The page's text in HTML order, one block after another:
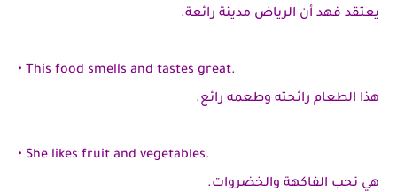
يعتقد فهد أن الرياض مدينة رائعة.
• This food smells and tastes great.
هذا الطعام رائحته وطعمه رائع.
• She likes fruit and vegetables.
هي تحب الفاكهة والخضروات.